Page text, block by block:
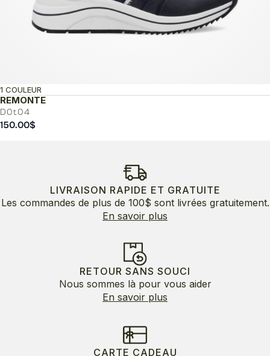
REMONTE
D0t04
1 COULEUR
150.00$
LIVRAISON RAPIDE ET GRATUITE
Les commandes de plus de 100$ sont livrées gratuitement.
En savoir plus
RETOUR SANS SOUCI
Nous sommes là pour vous aider
En savoir plus
CARTE CADEAU